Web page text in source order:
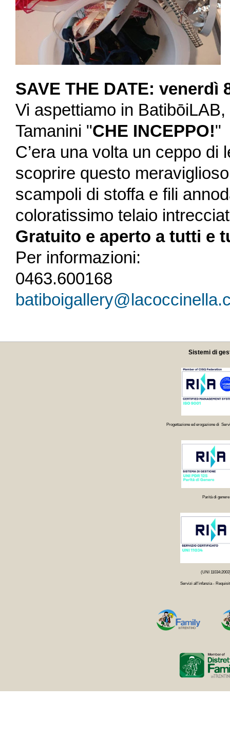
SAVE THE DATE: venerdì
Vi aspettiamo in
Tamanini "CHE INCEPPO!"
C’era una volta un ceppo di
scoprire questo
scampoli di stoffa e fili
coloratissimo telaio
Gratuito e aperto a tutti e
Per informazioni:
0463.600168
batiboigallery@lacoccinella.
Sistemi di
Progettazione ed erogazione di
Parità di genere
(UNI
Servizi all'infanzia -